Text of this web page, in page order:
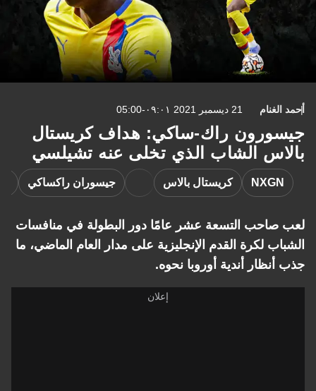
21 ديسمبر 2021 ٠٩:٠١-05:00
راك-ساكي: هداف كريستال
الشاب الذي تخلى عنه تشيلسي
كريستال بالاس جيسوران راكساكي تشيلسي
التسعة عشر عامًا دور البطولة في منافسات
لكرة القدم الإنجليزية على مدار العام الماضي، ما
أندية أوروبا نحوه.